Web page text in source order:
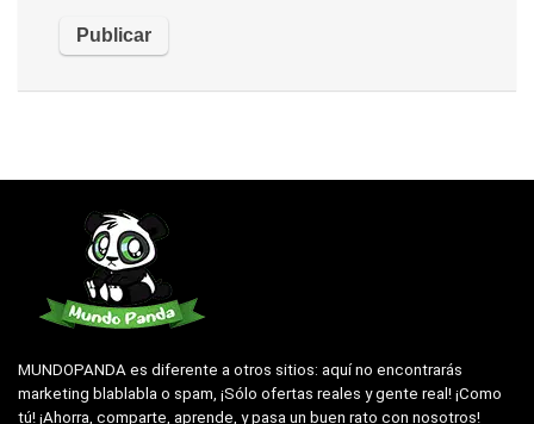
MUNDOPANDA es diferente a otros sitios: aquí no encontrarás
marketing blablabla o spam, ¡Sólo ofertas reales y gente real! ¡Como
tú! ¡Ahorra, comparte, aprende, y pasa un buen rato con nosotros!